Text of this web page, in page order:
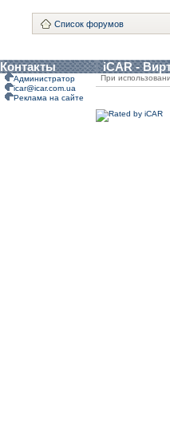
Список форумов
Контакты iCAR -
Администратор
icar@icar.com.ua
Реклама на сайте
При